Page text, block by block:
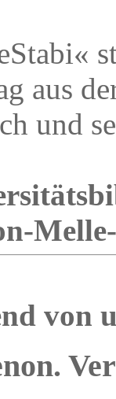
aus
und
von